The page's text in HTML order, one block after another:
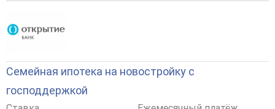
Семейная ипотека на новостройку с
господдержкой